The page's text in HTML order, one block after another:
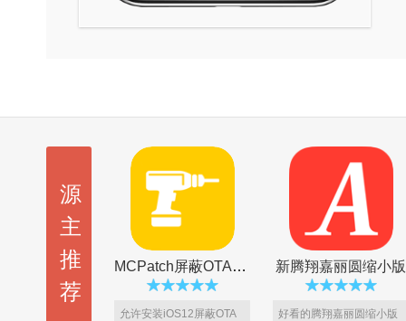
源
主
推
荐
MCPatch屏蔽OTA更新
允许安装iOS12屏蔽OTA
新腾翔嘉丽圆缩小版
好看的腾翔嘉丽圆缩小版